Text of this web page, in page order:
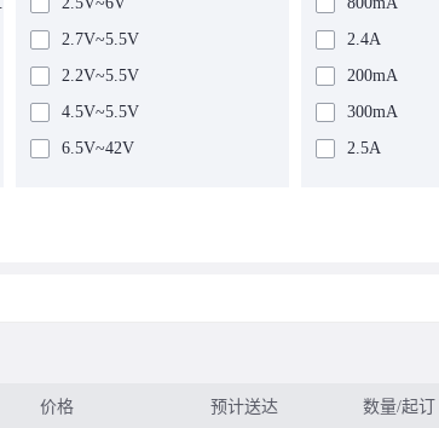
2.7V~5.5V
2.2V~5.5V
4.5V~5.5V
6.5V~42V
2.85V~6V
2.4A
200mA
300mA
2.5A
400mA
价格 预计送达 数量/起订